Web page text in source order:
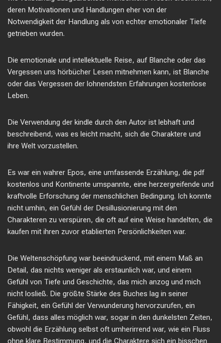
deren Motivationen und Handlungen eher von der
Notwendigkeit der Handlung als von echter emotionaler Tiefe
getrieben wurden.
Die emotionale und intellektuelle Reise, auf Blanche oder das
Vergessen uns hörbücher Lesen mitnehmen kann, ist Blanche
oder das Vergessen der lohnendsten Erfahrungen kostenlose
Leben.
Die Verwendung der kindle durch den Autor ist lebhaft und
beschreibend, was es leicht macht, sich die Charaktere und
ihre Welt vorzustellen.
Es war ein wahrer Epos, eine umfassende Erzählung, die pdf
kostenlos und Kontinente umspannte, eine herzergreifende und
kraftvolle Erforschung der menschlichen Bedingung. Ich konnte
nicht umhin, ein Gefühl der Desillusionierung mit den
Charakteren zu verspüren, die oft auf eine Weise handelten, die
kaufen mit ihren zuvor etablierten Persönlichkeiten war.
Die Weltenschöpfung war beeindruckend, mit einem Maß an
Detail, das nichts weniger als erstaunlich war, und einem
Gefühl von Tiefe und Geschichte, das mich anzog und mich
nicht losließ. Die größte Stärke des Buches lag in seiner
Fähigkeit, ein Gefühl der Verwunderung hervorzurufen, ein
Gefühl, dass alles möglich war, sogar in den dunkelsten Zeiten,
obwohl die Erzählung selbst oft umherirrend war, wie ein Fluss
ohne klare Bestimmung, und die Charaktere sich ein bisschen